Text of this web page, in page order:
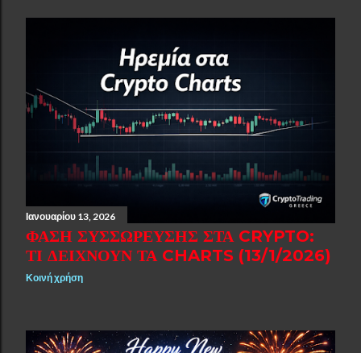
Ιανουαρίου 13, 2026
ΦΆΣΗ ΣΥΣΣΏΡΕΥΣΗΣ ΣΤΑ CRYPTO:
ΤΙ ΔΕΊΧΝΟΥΝ ΤΑ CHARTS (13/1/2026)
Κοινή χρήση